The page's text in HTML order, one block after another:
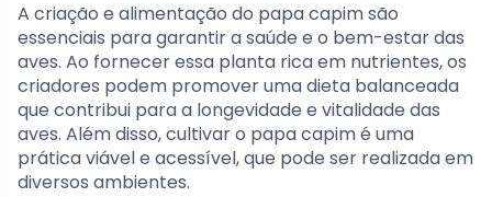
A criação e alimentação do papa capim são
essenciais para garantir a saúde e o bem-estar das
aves. Ao fornecer essa planta rica em nutrientes, os
criadores podem promover uma dieta balanceada
que contribui para a longevidade e vitalidade das
aves. Além disso, cultivar o papa capim é uma
prática viável e acessível, que pode ser realizada em
diversos ambientes.